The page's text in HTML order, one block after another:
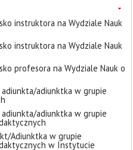
instruktora na Wydziale Nauk
instruktora na Wydziale Nauk
profesora na Wydziale Nauk o
adiunktka w grupie
adiunktka w grupie
Adiunktka w grupie
w Instytucie